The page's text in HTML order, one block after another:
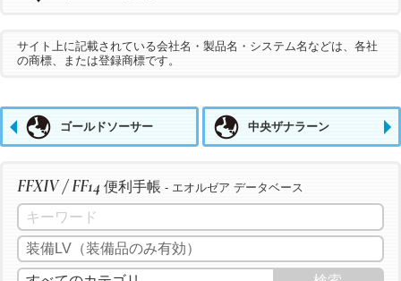
サイト上に記載されている会社名・製品名・システム名などは、各社
の商標、または登録商標です。
ゴールドソーサー 中央ザナラーン
FFXIV / FF14 便利手帳 - エオルゼア データベース